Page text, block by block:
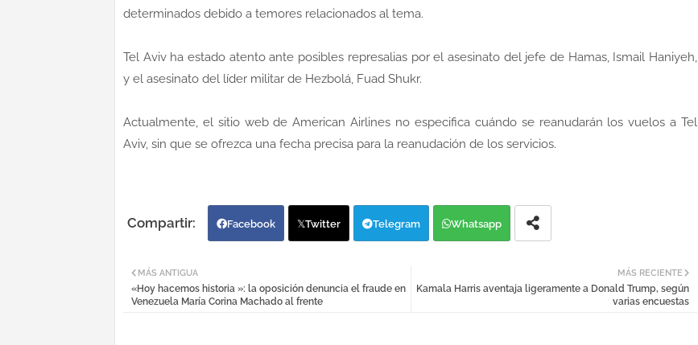
determinados debido a temores relacionados al tema.
Tel Aviv ha estado atento ante posibles represalias por el asesinato del jefe de Hamas, Ismail Haniyeh,
y el asesinato del líder militar de Hezbolá, Fuad Shukr.
Actualmente, el sitio web de American Airlines no especifica cuándo se reanudarán los vuelos a Tel
Aviv, sin que se ofrezca una fecha precisa para la reanudación de los servicios.
Facebook Twitter Telegram Whatsapp
MÁS RECIENTE
Kamala Harris aventaja ligeramente a Donald Trump, según
varias encuestas
MÁS ANTIGUA
«Hoy hacemos historia »: la oposición denuncia el fraude en
Venezuela María Corina Machado al frente